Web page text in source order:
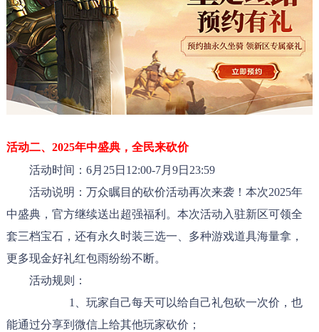
活动二、2025年中盛典，全民来砍价
活动时间：6月25日12:00-7月9日23:59
活动说明：万众瞩目的砍价活动再次来袭！本次2025年
中盛典，官方继续送出超强福利。本次活动入驻新区可领全
套三档宝石，还有永久时装三选一、多种游戏道具海量拿，
更多现金好礼红包雨纷纷不断。
活动规则：
1、玩家自己每天可以给自己礼包砍一次价，也
能通过分享到微信上给其他玩家砍价；